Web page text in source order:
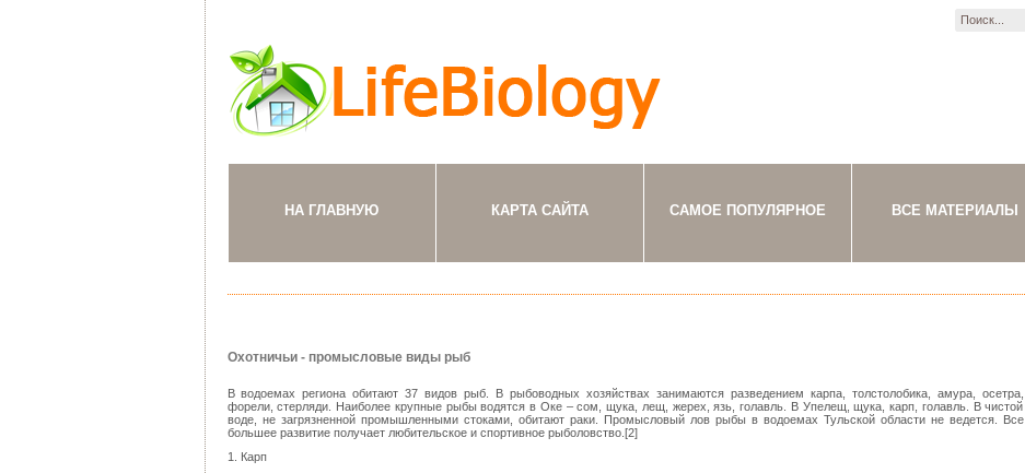
НА ГЛАВНУЮ КАРТА САЙТА САМОЕ ПОПУЛЯРНОЕ ВСЕ МАТЕРИАЛЫ
Охотничьи - промысловые виды рыб
В водоемах региона обитают 37 видов рыб. В рыбоводных хозяйствах занимаются разведением карпа, толстолобика, амура, осетра,
форели, стерляди. Наиболее крупные рыбы водятся в Оке – сом, щука, лещ, жерех, язь, голавль. В Упелещ, щука, карп, голавль. В чистой
воде, не загрязненной промышленными стоками, обитают раки. Промысловый лов рыбы в водоемах Тульской области не ведется. Все
большее развитие получает любительское и спортивное рыболовство.[2]
1. Карп